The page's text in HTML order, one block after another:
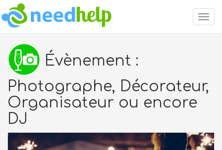
Évènement :
Photographe, Décorateur,
Organisateur ou encore
DJ